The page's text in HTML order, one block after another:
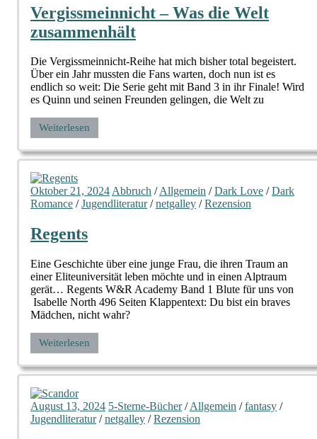
Vergissmeinnicht – Was die Welt
zusammenhält
Die Vergissmeinnicht-Reihe hat mich bisher total begeistert.
Über ein Jahr mussten die Fans warten, doch nun ist es
endlich so weit: Die Serie geht mit Band 3 in ihr Finale! Wird
es Quinn und seinen Freunden gelingen, die Welt zu
Weiterlesen
Oktober 21, 2024Abbruch /Allgemein /Dark Love /Dark
Romance /Jugendliteratur/netgalley /Rezension
Regents
Eine Geschichte über eine junge Frau, die ihren Traum an
einer Eliteuniversität leben möchte und in einen Alptraum
gerät… Regents W&R Academy Band 1 Blute für uns von
Isabelle North 496 Seiten Klappentext: Du bist ein braves
Mädchen, nicht wahr?
Weiterlesen
August 13, 2024 5-Sterne-Bücher/Allgemein /fantasy /
Jugendliteratur/netgalley /Rezension